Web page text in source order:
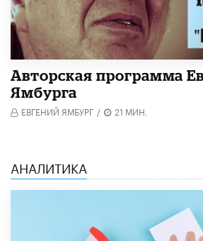
Авторская программа
Ямбурга
ЕВГЕНИЙ ЯМБУРГ / 21 МИН.
АНАЛИТИКА